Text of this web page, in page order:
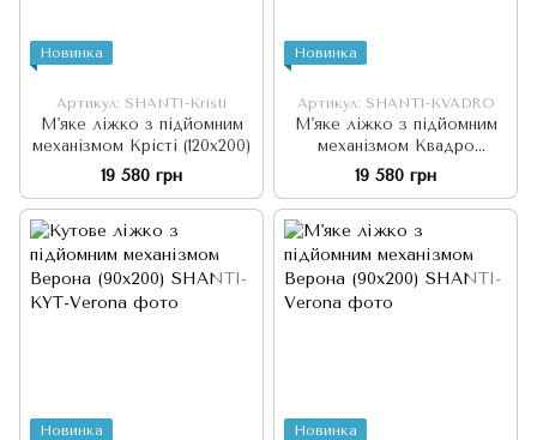
Новинка
Артикул: SHANTI-Kristi
М'яке ліжко з підйомним
механізмом Крісті (120х200)
19 580 грн
Новинка
Артикул: SHANTI-KVADRO
М'яке ліжко з підйомним
механізмом Квадро
(120х200)
19 580 грн
Новинка Новинка